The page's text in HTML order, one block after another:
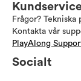
Frågor? Tekniska
Kontakta vår
PlayAlong
Socialt